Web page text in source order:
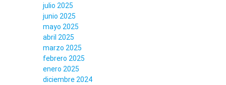
julio 2025
junio 2025
mayo 2025
abril 2025
marzo 2025
febrero 2025
enero 2025
diciembre 2024